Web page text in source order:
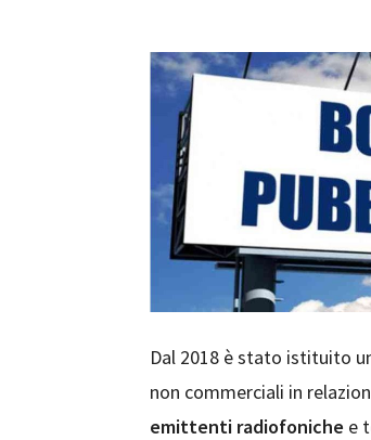
Dal 2018 è stato istituito
non commerciali in
emittenti radiofoniche e